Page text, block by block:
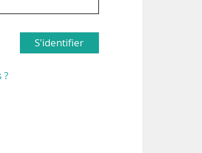
S'identifier
?